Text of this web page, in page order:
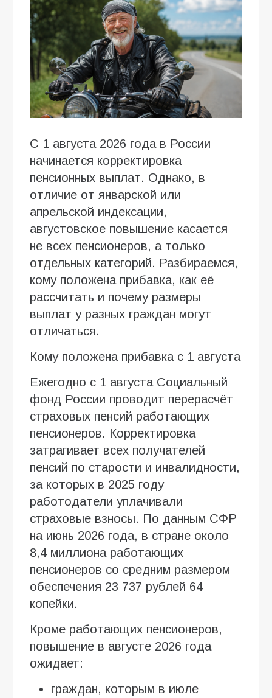
С 1 августа 2026 года в России
начинается корректировка
пенсионных выплат. Однако, в
отличие от январской или
апрельской индексации,
августовское повышение касается
не всех пенсионеров, а только
отдельных категорий. Разбираемся,
кому положена прибавка, как её
рассчитать и почему размеры
выплат у разных граждан могут
отличаться.
Кому положена прибавка с 1 августа
Ежегодно с 1 августа Социальный
фонд России проводит перерасчёт
страховых пенсий работающих
пенсионеров. Корректировка
затрагивает всех получателей
пенсий по старости и инвалидности,
за которых в 2025 году
работодатели уплачивали
страховые взносы. По данным СФР
на июнь 2026 года, в стране около
8,4 миллиона работающих
пенсионеров со средним размером
обеспечения 23 737 рублей 64
копейки.
Кроме работающих пенсионеров,
повышение в августе 2026 года
ожидает:
граждан, которым в июле